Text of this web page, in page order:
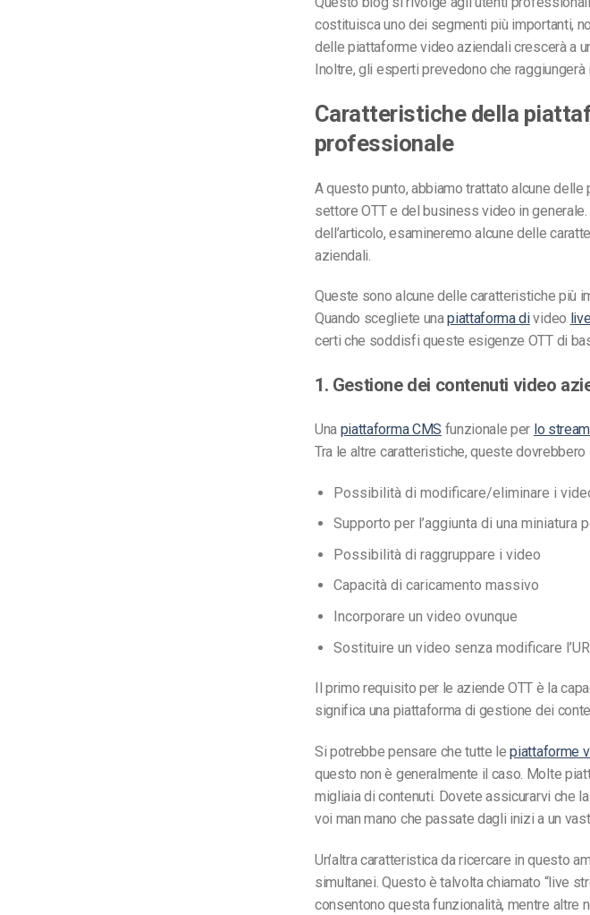
costituisca uno dei segmenti più importanti,
delle piattaforme video aziendali crescerà a
Inoltre, gli esperti prevedono che
Caratteristiche della
professionale
A questo punto, abbiamo trattato alcune
settore OTT e del business video in
dell’articolo, esamineremo alcune delle
aziendali.
Queste sono alcune delle caratteristiche più
Quando scegliete unapiattaforma divideo
certi che soddisfi queste esigenze OTT di
1. Gestione dei contenuti video
Una piattaforma CMS funzionale per lo
Tra le altre caratteristiche, queste dovrebbero
Possibilità di modificare/eliminare i
Supporto per l’aggiunta di una miniatura
Possibilità di raggruppare i video
Capacità di caricamento massivo
Incorporare un video ovunque
Sostituire un video senza modificare
Il primo requisito per le aziende OTT è la
significa una piattaforma di gestione dei
Si potrebbe pensare che tutte lepiattaforme
questo non è generalmente il caso. Molte
migliaia di contenuti. Dovete assicurarvi che
voi man mano che passate dagli inizi a un
Un’altra caratteristica da ricercare in questo
simultanei. Questo è talvolta chiamato “live
consentono questa funzionalità, mentre altre